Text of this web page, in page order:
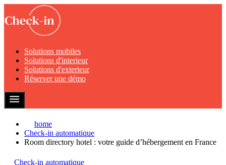
Solutions mobiles
Solutions d'interieur
Solutions d'exterieur
Réserver une démo
home
Check-in automatique
Room directory hotel : votre guide d’hébergement en France
Check-in automatique